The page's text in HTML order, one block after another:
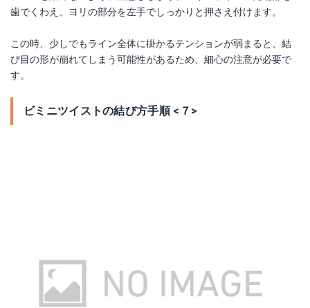
歯でくわえ、ヨリの部分を左手でしっかりと押さえ付けます。
この時、少しでもライン全体に掛かるテンションが弱まると、結
び目の形が崩れてしまう可能性があるため、細心の注意が必要で
す。
ビミニツイストの結び方手順 <７>